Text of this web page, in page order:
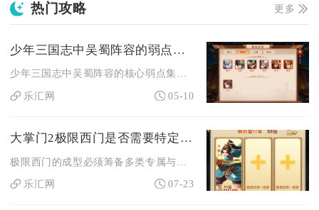
热门攻略 更多
少年三国志中吴蜀阵容的弱点有哪些
少年三国志中吴蜀阵容的核心弱点集中在前排防御薄弱、控制链断裂...
乐汇网
05-10
大掌门2极限西门是否需要特定道具
乐汇网
07-23